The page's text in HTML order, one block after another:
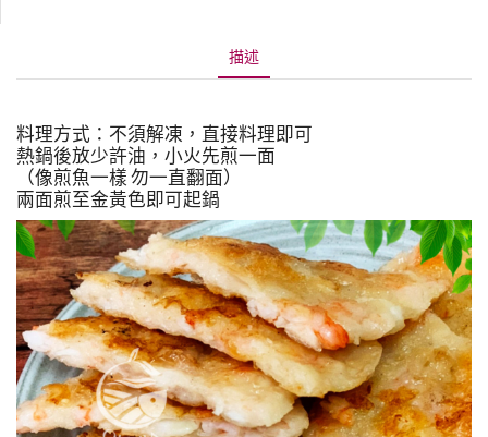
描述
料理方式：不須解凍，直接料理即可
熱鍋後放少許油，小火先煎一面
（像煎魚一樣 勿一直翻面）
兩面煎至金黃色即可起鍋